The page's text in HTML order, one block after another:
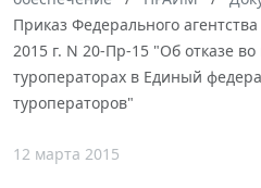
Приказ Федерального
2015 г. N 20-Пр-15 "Об отказе
туроператорах в Единый
туроператоров"
12 марта 2015